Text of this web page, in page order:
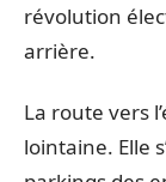
révolution
arrière.
La route vers
lointaine. Elle